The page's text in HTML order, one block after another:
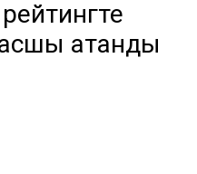
атанды